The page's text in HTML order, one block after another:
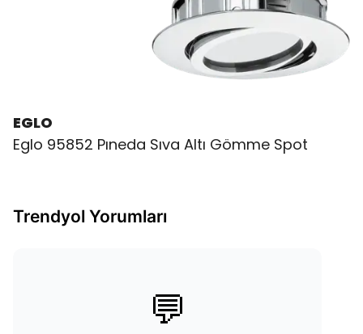
EGLO
Eglo 95852 Pıneda Sıva Altı Gömme Spot
Trendyol Yorumları
💬